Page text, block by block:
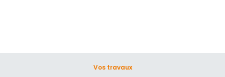
Vos travaux